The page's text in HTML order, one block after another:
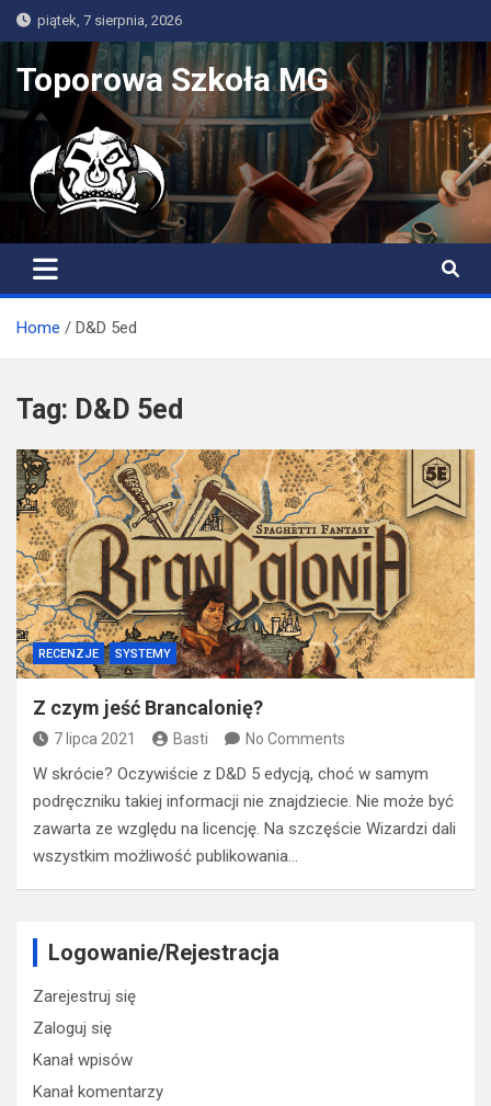
Skip
to
content
piątek, 7 sierpnia, 2026
Toporowa Szkoła MG
Home D&D 5ed
Tag: D&D 5ed
RECENZJE SYSTEMY
Z czym jeść Brancalonię?
7 lipca 2021 Basti No Comments
W skrócie? Oczywiście z D&D 5 edycją, choć w samym
podręczniku takiej informacji nie znajdziecie. Nie może być
zawarta ze względu na licencję. Na szczęście Wizardzi dali
wszystkim możliwość publikowania…
Logowanie/Rejestracja
Zarejestruj się
Zaloguj się
Kanał wpisów
Kanał komentarzy